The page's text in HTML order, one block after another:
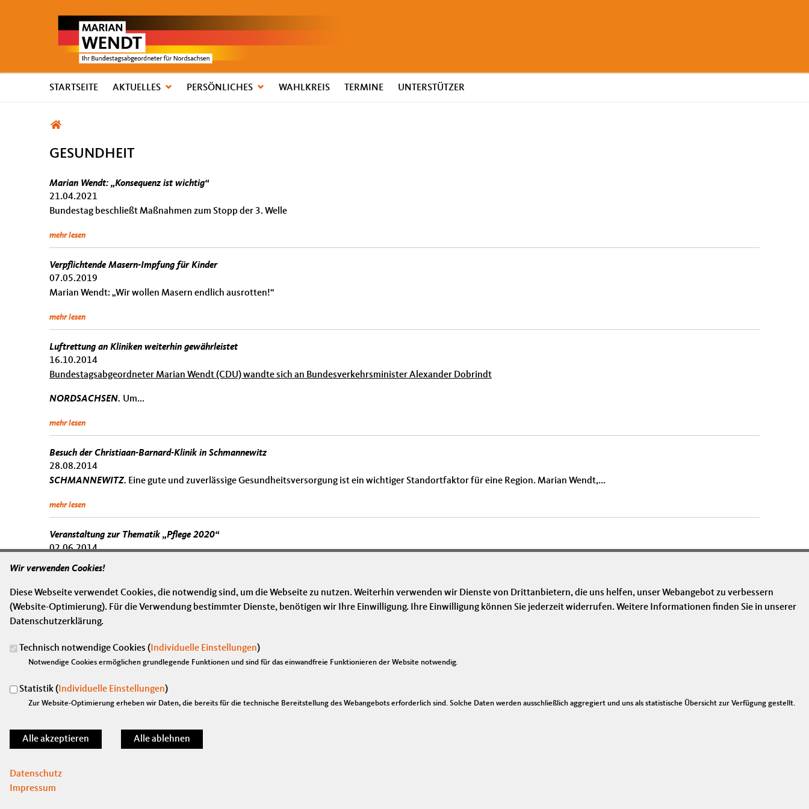
STARTSEITE AKTUELLES PERSÖNLICHES WAHLKREIS TERMINE UNTERSTÜTZER
Sie sind hier
GESUNDHEIT
Gesundheit
Marian Wendt: „Konsequenz ist wichtig“
21.04.2021
Bundestag beschließt Maßnahmen zum Stopp der 3. Welle
mehr lesen
Verpflichtende Masern-Impfung für Kinder
07.05.2019
Marian Wendt: „Wir wollen Masern endlich ausrotten!“
mehr lesen
Luftrettung an Kliniken weiterhin gewährleistet
16.10.2014
Bundestagsabgeordneter Marian Wendt (CDU) wandte sich an Bundesverkehrsminister Alexander Dobrindt
NORDSACHSEN. Um...
mehr lesen
Besuch der Christiaan-Barnard-Klinik in Schmannewitz
28.08.2014
SCHMANNEWITZ. Eine gute und zuverlässige Gesundheitsversorgung ist ein wichtiger Standortfaktor für eine Region. Marian Wendt,...
mehr lesen
Veranstaltung zur Thematik „Pflege 2020“
02.06.2014
Bundestagsabgeordneter Marian Wendt (CDU) lädt zum Vortrag nach Bad Düben ein
mehr lesen
Fußbereich
Anschrift
Platz der Republik 1
11011 Berlin
Fax:030/ 227-76664
E-Mail:
Wir verwenden Cookies!
Diese Webseite verwendet Cookies, die notwendig sind, um die Webseite zu nutzen. Weiterhin verwenden wir Dienste von Drittanbietern, die uns helfen, unser Webangebot zu verbessern
(Website-Optimierung). Für die Verwendung bestimmter Dienste, benötigen wir Ihre Einwilligung. Ihre Einwilligung können Sie jederzeit widerrufen. Weitere Informationen finden Sie in unserer
Datenschutzerklärung.
Technisch notwendige Cookies (Individuelle Einstellungen)
Notwendige Cookies ermöglichen grundlegende Funktionen und sind für das einwandfreie Funktionieren der Website notwendig.
Statistik (Individuelle Einstellungen)
Zur Website-Optimierung erheben wir Daten, die bereits für die technische Bereitstellung des Webangebots erforderlich sind. Solche Daten werden ausschließlich aggregiert und uns als statistische Übersicht zur Verfügung gestellt.
Datenschutz
Impressum